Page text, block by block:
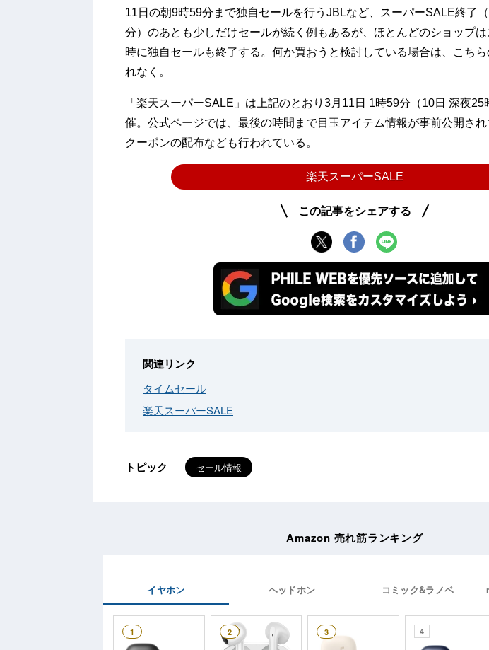
11日の朝9時59分まで独自セールを行うJBLなど、スーパーSALE終了
分）のあとも少しだけセールが続く例もあるが、ほとんどのショップ
時に独自セールも終了する。何か買おうと検討している場合は、こち
れなく。
「楽天スーパーSALE」は上記のとおり3月11日 1時59分（10日 深夜25
催。公式ページでは、最後の時間まで目玉アイテム情報が事前公開され
クーポンの配布なども行われている。
楽天スーパーSALE
この記事をシェアする
関連リンク
タイムセール
楽天スーパーSALE
トピック セール情報